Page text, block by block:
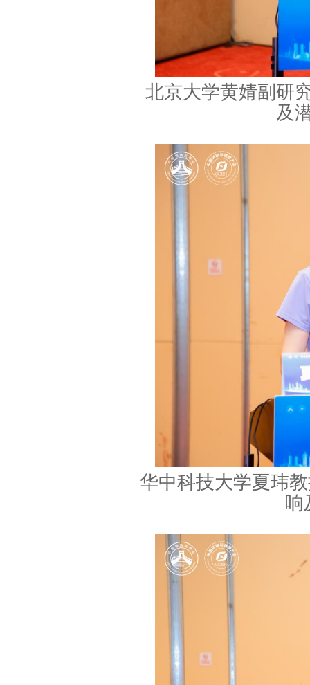
北京大学黄婧副研
及
华中科技大学夏玮
响